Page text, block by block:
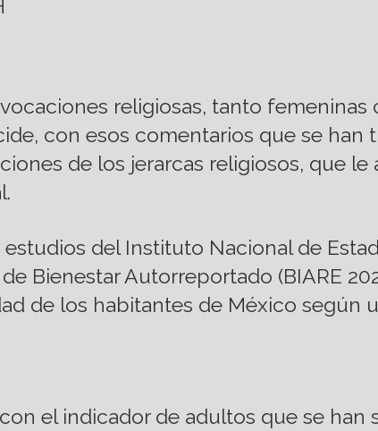
religiosas, tanto
con esos comentarios que se han
de los jerarcas religiosos, que
del Instituto Nacional de
Bienestar Autorreportado (BIARE
de los habitantes de México según
el indicador de adultos que se